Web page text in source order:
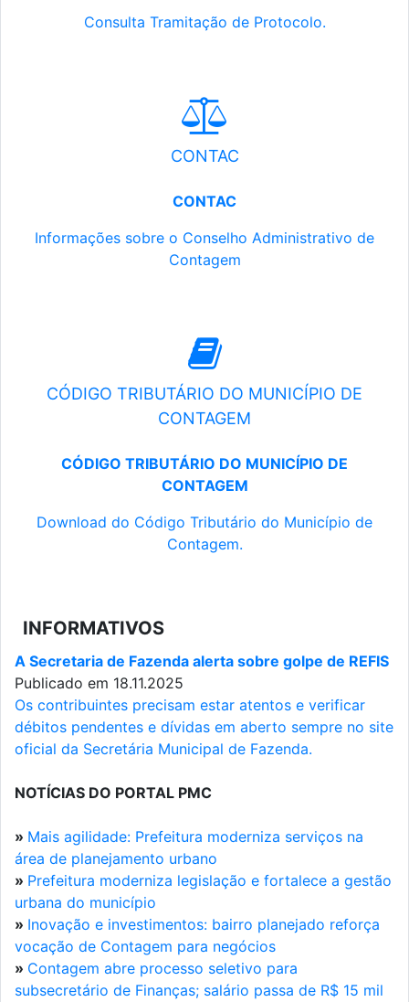
Consulta Tramitação de Protocolo.
CONTAC
CONTAC
Informações sobre o Conselho Administrativo de
Contagem
CÓDIGO TRIBUTÁRIO DO MUNICÍPIO DE
CONTAGEM
CÓDIGO TRIBUTÁRIO DO MUNICÍPIO DE
CONTAGEM
Download do Código Tributário do Município de
Contagem.
INFORMATIVOS
A Secretaria de Fazenda alerta sobre golpe de REFIS
Publicado em 18.11.2025
Os contribuintes precisam estar atentos e verificar
débitos pendentes e dívidas em aberto sempre no site
oficial da Secretária Municipal de Fazenda.
NOTÍCIAS DO PORTAL PMC
» Mais agilidade: Prefeitura moderniza serviços na
área de planejamento urbano
» Prefeitura moderniza legislação e fortalece a gestão
urbana do município
» Inovação e investimentos: bairro planejado reforça
vocação de Contagem para negócios
» Contagem abre processo seletivo para
subsecretário de Finanças; salário passa de R$ 15 mil